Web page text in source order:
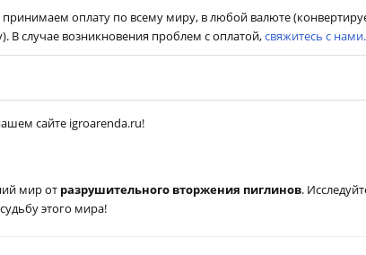
оплату по всему миру, в любой валюте
В случае возникновения проблем с оплатой,свяжитесь с нами.
сайте igroarenda.ru!
мир от разрушительного вторжения пиглинов.
этого мира!